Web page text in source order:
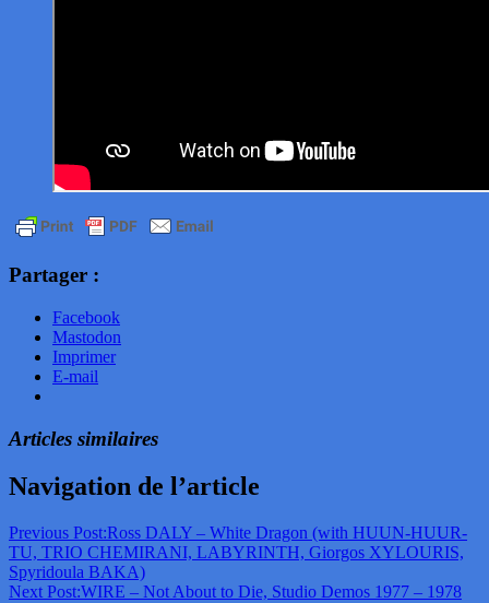
Partager :
Facebook
Mastodon
Imprimer
E-mail
Articles similaires
Navigation de l’article
Previous Post:Ross DALY – White Dragon (with HUUN-HUUR-
TU, TRIO CHEMIRANI, LABYRINTH, Giorgos XYLOURIS,
Spyridoula BAKA)
Next Post:WIRE – Not About to Die, Studio Demos 1977 – 1978